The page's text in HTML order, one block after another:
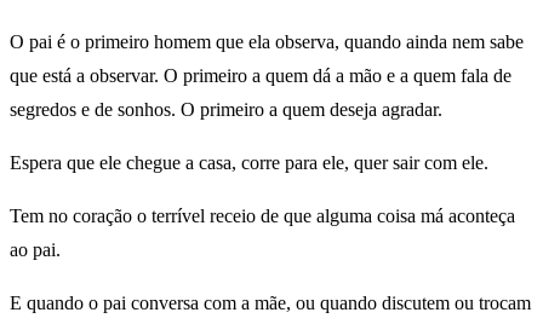
O pai é o primeiro homem que ela observa, quando ainda nem sabe
que está a observar. O primeiro a quem dá a mão e a quem fala de
segredos e de sonhos. O primeiro a quem deseja agradar.
Espera que ele chegue a casa, corre para ele, quer sair com ele.
Tem no coração o terrível receio de que alguma coisa má aconteça
ao pai.
E quando o pai conversa com a mãe, ou quando discutem ou trocam